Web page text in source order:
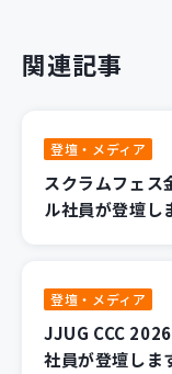
関連記事
登壇・メディア
スクラムフェス
ル社員が登壇し
登壇・メディア
JJUG CCC
社員が登壇しま